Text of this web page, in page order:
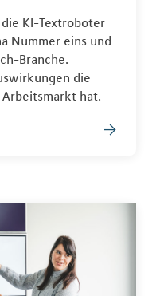
die KI-Textroboter
Nummer eins und
Branche.
die
hat.